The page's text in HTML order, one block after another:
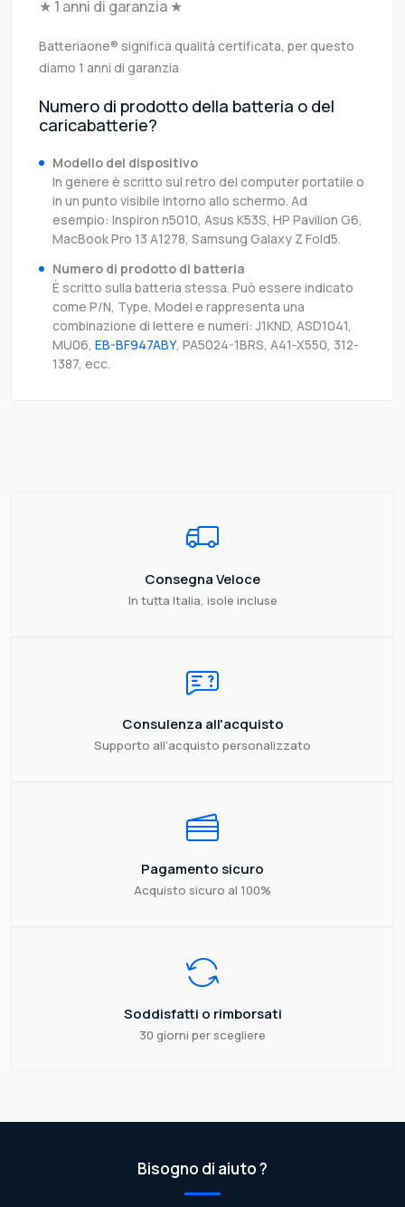
★ 1 anni di garanzia ★
Batteriaone® significa qualità certificata, per questo
diamo 1 anni di garanzia
Numero di prodotto della batteria o del
caricabatterie?
Modello del dispositivo
In genere è scritto sul retro del computer portatile o
in un punto visibile intorno allo schermo. Ad
esempio: Inspiron n5010, Asus K53S, HP Pavilion G6,
MacBook Pro 13 A1278, Samsung Galaxy Z Fold5.
Numero di prodotto di batteria
È scritto sulla batteria stessa. Può essere indicato
come P/N, Type, Model e rappresenta una
combinazione di lettere e numeri: J1KND, ASD1041,
MU06, EB-BF947ABY, PA5024-1BRS, A41-X550, 312-
1387, ecc.
Consegna Veloce
In tutta Italia, isole incluse
Consulenza all'acquisto
Supporto all'acquisto personalizzato
Pagamento sicuro
Acquisto sicuro al 100%
Soddisfatti o rimborsati
30 giorni per scegliere
Bisogno di aiuto ?